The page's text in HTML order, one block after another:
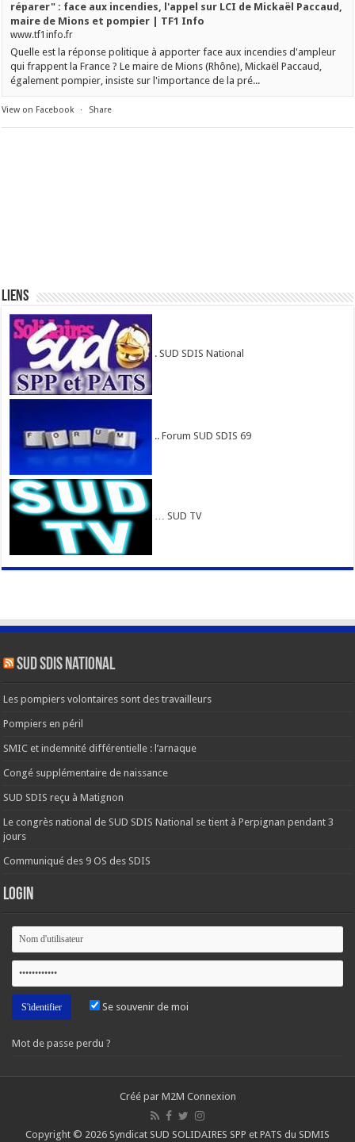
réparer" : face aux incendies, l'appel sur LCI de Mickaël Paccaud,
maire de Mions et pompier | TF1 Info
www.tf1info.fr
Quelle est la réponse politique à apporter face aux incendies d'ampleur
qui frappent la France ? Le maire de Mions (Rhône), Mickaël Paccaud,
également pompier, insiste sur l'importance de la pré...
View on Facebook · Share
Liens
. SUD SDIS National
.. Forum SUD SDIS 69
… SUD TV
SUD SDIS national
Les pompiers volontaires sont des travailleurs
Pompiers en péril
SMIC et indemnité différentielle : l’arnaque
Congé supplémentaire de naissance
SUD SDIS reçu à Matignon
Le congrès national de SUD SDIS National se tient à Perpignan pendant 3
jours
Communiqué des 9 OS des SDIS
Login
Se souvenir de moi
Mot de passe perdu ?
Créé par M2M Connexion
Copyright © 2026 Syndicat SUD SOLIDAIRES SPP et PATS du SDMIS